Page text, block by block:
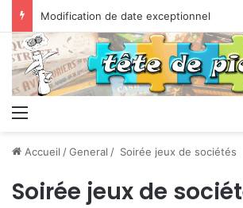
Modification de date exceptionnel
Menu
Accueil /General / Soirée jeux de sociétés
Soirée jeux de